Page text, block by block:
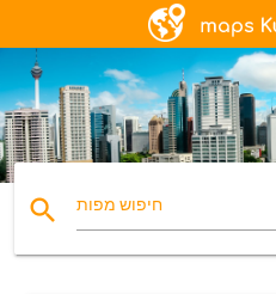
search חיפוש מפות